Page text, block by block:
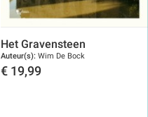
Het Gravensteen
Auteur(s): Wim De Bock
€ 19,99